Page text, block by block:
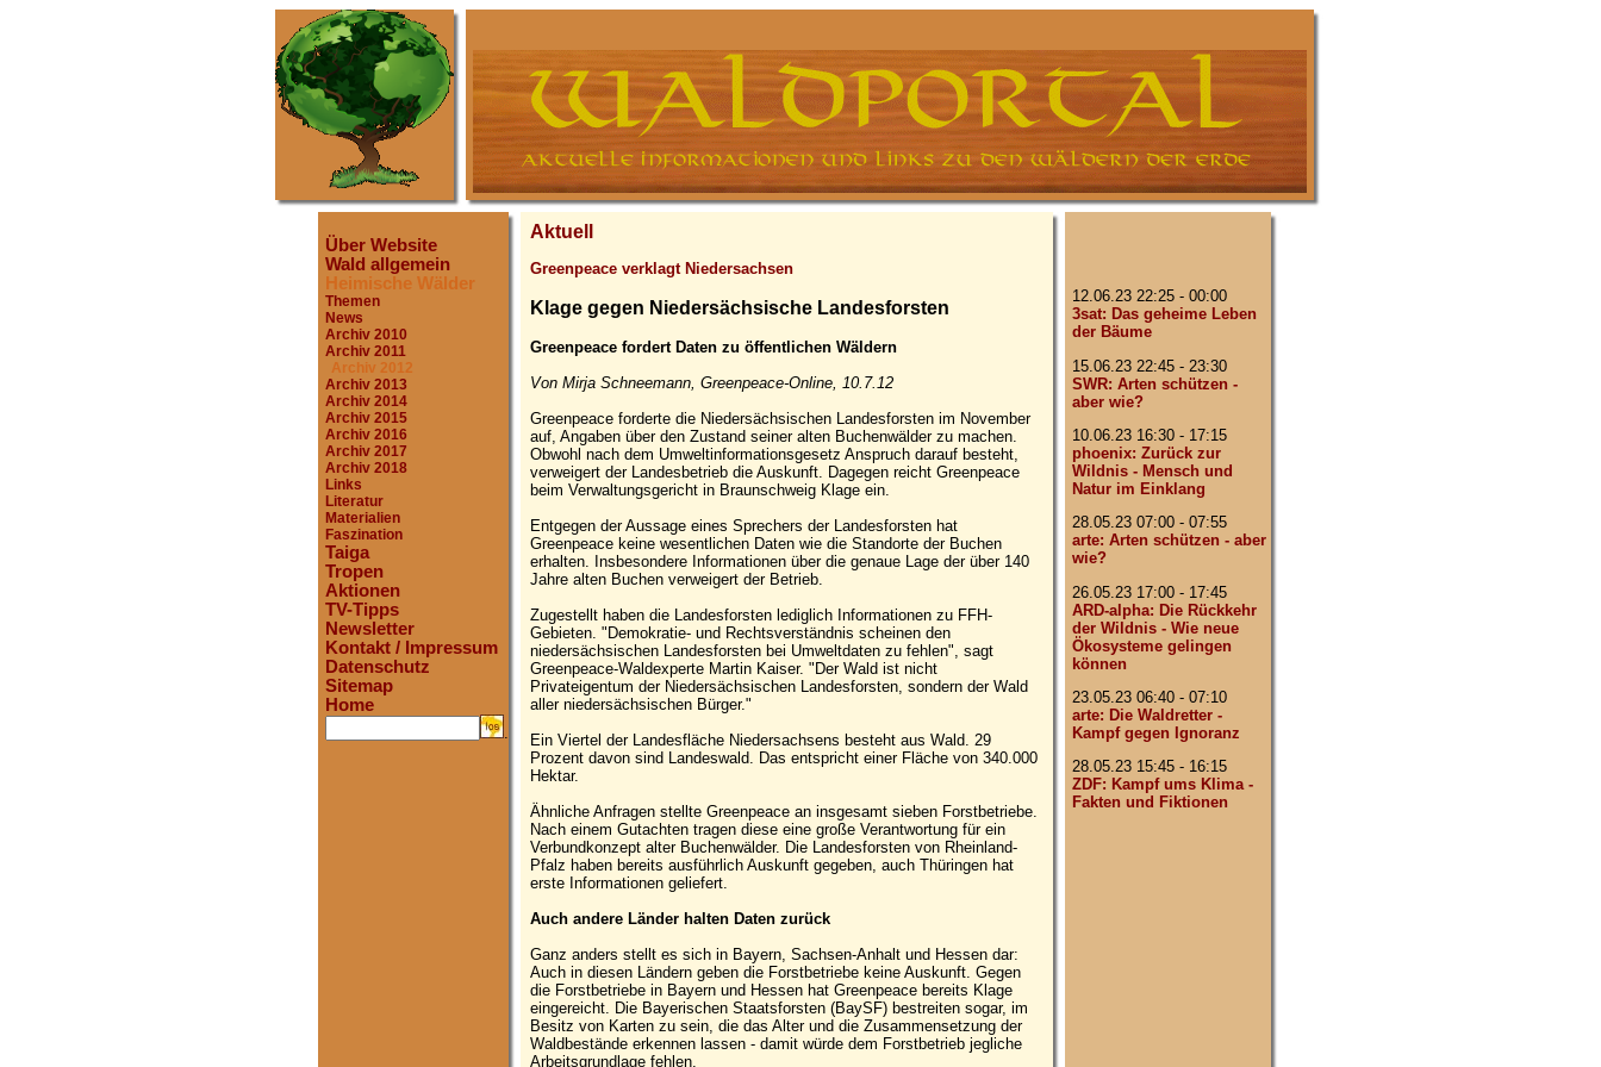
Über Website
Wald allgemein
Heimische Wälder
Themen
News
Archiv 2010
Archiv 2011
Archiv 2012
Archiv 2013
Archiv 2014
Archiv 2015
Archiv 2016
Archiv 2017
Archiv 2018
Links
Literatur
Materialien
Faszination
Taiga
Tropen
Aktionen
TV-Tipps
Newsletter
Kontakt / Impressum
Datenschutz
Sitemap
Home
.
Aktuell
Greenpeace verklagt Niedersachsen
Klage gegen Niedersächsische Landesforsten
Greenpeace fordert Daten zu öffentlichen Wäldern
Von Mirja Schneemann, Greenpeace-Online, 10.7.12
Greenpeace forderte die Niedersächsischen Landesforsten im November
auf, Angaben über den Zustand seiner alten Buchenwälder zu machen.
Obwohl nach dem Umweltinformationsgesetz Anspruch darauf besteht,
verweigert der Landesbetrieb die Auskunft. Dagegen reicht Greenpeace
beim Verwaltungsgericht in Braunschweig Klage ein.
Entgegen der Aussage eines Sprechers der Landesforsten hat
Greenpeace keine wesentlichen Daten wie die Standorte der Buchen
erhalten. Insbesondere Informationen über die genaue Lage der über 140
Jahre alten Buchen verweigert der Betrieb.
Zugestellt haben die Landesforsten lediglich Informationen zu FFH-
Gebieten. "Demokratie- und Rechtsverständnis scheinen den
niedersächsischen Landesforsten bei Umweltdaten zu fehlen", sagt
Greenpeace-Waldexperte Martin Kaiser. "Der Wald ist nicht
Privateigentum der Niedersächsischen Landesforsten, sondern der Wald
aller niedersächsischen Bürger."
Ein Viertel der Landesfläche Niedersachsens besteht aus Wald. 29
Prozent davon sind Landeswald. Das entspricht einer Fläche von 340.000
Hektar.
Ähnliche Anfragen stellte Greenpeace an insgesamt sieben Forstbetriebe.
Nach einem Gutachten tragen diese eine große Verantwortung für ein
Verbundkonzept alter Buchenwälder. Die Landesforsten von Rheinland-
Pfalz haben bereits ausführlich Auskunft gegeben, auch Thüringen hat
erste Informationen geliefert.
Auch andere Länder halten Daten zurück
Ganz anders stellt es sich in Bayern, Sachsen-Anhalt und Hessen dar:
Auch in diesen Ländern geben die Forstbetriebe keine Auskunft. Gegen
die Forstbetriebe in Bayern und Hessen hat Greenpeace bereits Klage
eingereicht. Die Bayerischen Staatsforsten (BaySF) bestreiten sogar, im
Besitz von Karten zu sein, die das Alter und die Zusammensetzung der
Waldbestände erkennen lassen - damit würde dem Forstbetrieb jegliche
Arbeitsgrundlage fehlen.
12.06.23 22:25 - 00:00
3sat: Das geheime Leben
der Bäume
15.06.23 22:45 - 23:30
SWR: Arten schützen -
aber wie?
10.06.23 16:30 - 17:15
phoenix: Zurück zur
Wildnis - Mensch und
Natur im Einklang
28.05.23 07:00 - 07:55
arte: Arten schützen - aber
wie?
26.05.23 17:00 - 17:45
ARD-alpha: Die Rückkehr
der Wildnis - Wie neue
Ökosysteme gelingen
können
23.05.23 06:40 - 07:10
arte: Die Waldretter -
Kampf gegen Ignoranz
28.05.23 15:45 - 16:15
ZDF: Kampf ums Klima -
Fakten und Fiktionen